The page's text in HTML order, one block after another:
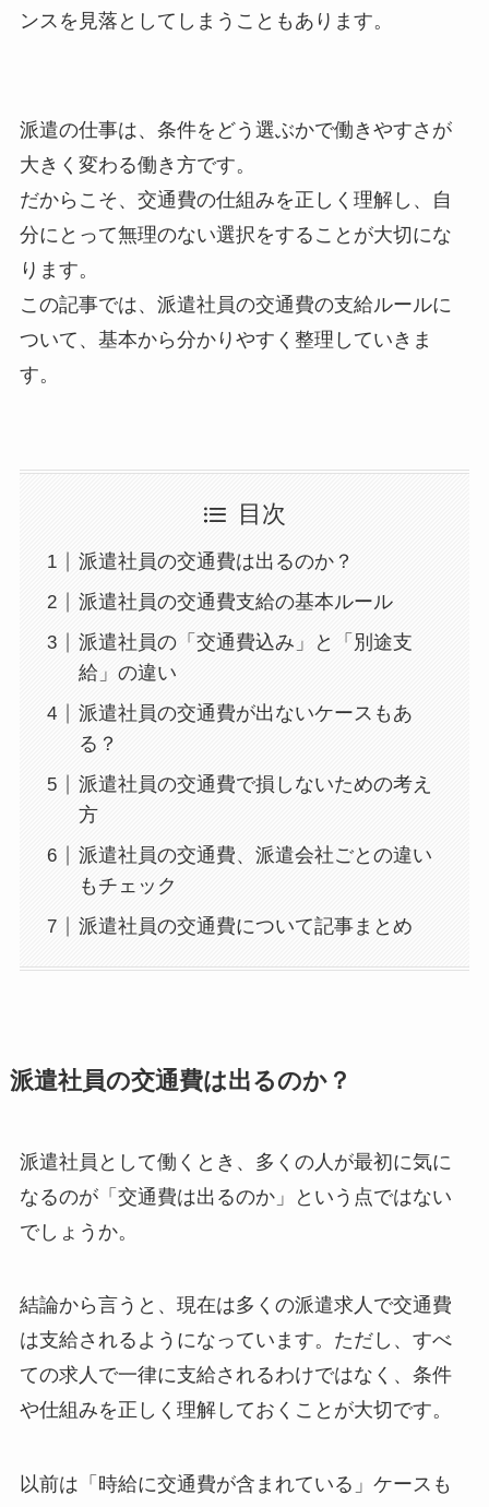
ンスを見落としてしまうこともあります。
派遣の仕事は、条件をどう選ぶかで働きやすさが
大きく変わる働き方です。
だからこそ、交通費の仕組みを正しく理解し、自
分にとって無理のない選択をすることが大切にな
ります。
この記事では、派遣社員の交通費の支給ルールに
ついて、基本から分かりやすく整理していきま
す。
目次
派遣社員の交通費は出るのか？
派遣社員の交通費支給の基本ルール
派遣社員の「交通費込み」と「別途支
給」の違い
派遣社員の交通費が出ないケースもあ
る？
派遣社員の交通費で損しないための考え
方
派遣社員の交通費、派遣会社ごとの違い
もチェック
派遣社員の交通費について記事まとめ
派遣社員の交通費は出るのか？
派遣社員として働くとき、多くの人が最初に気に
なるのが「交通費は出るのか」という点ではない
でしょうか。
結論から言うと、現在は多くの派遣求人で交通費
は支給されるようになっています。ただし、すべ
ての求人で一律に支給されるわけではなく、条件
や仕組みを正しく理解しておくことが大切です。
以前は「時給に交通費が含まれている」ケースも